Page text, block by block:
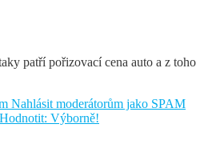
patří pořizovací cena auto a z toho
Nahlásit moderátorům jako SPAM
Hodnotit: Výborně!